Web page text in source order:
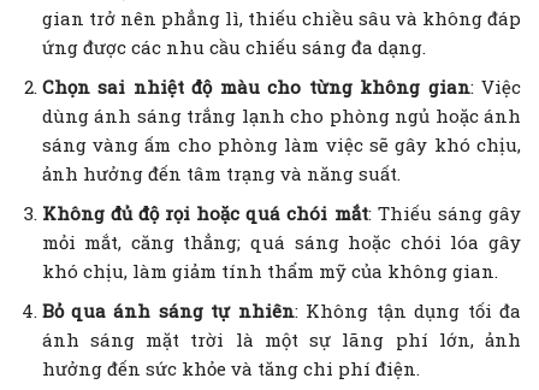
gian trở nên phẳng lì, thiếu chiều sâu và không đáp
ứng được các nhu cầu chiếu sáng đa dạng.
Chọn sai nhiệt độ màu cho từng không gian: Việc
dùng ánh sáng trắng lạnh cho phòng ngủ hoặc ánh
sáng vàng ấm cho phòng làm việc sẽ gây khó chịu,
ảnh hưởng đến tâm trạng và năng suất.
Không đủ độ rọi hoặc quá chói mắt: Thiếu sáng gây
mỏi mắt, căng thẳng; quá sáng hoặc chói lóa gây
khó chịu, làm giảm tính thẩm mỹ của không gian.
Bỏ qua ánh sáng tự nhiên: Không tận dụng tối đa
ánh sáng mặt trời là một sự lãng phí lớn, ảnh
hưởng đến sức khỏe và tăng chi phí điện.